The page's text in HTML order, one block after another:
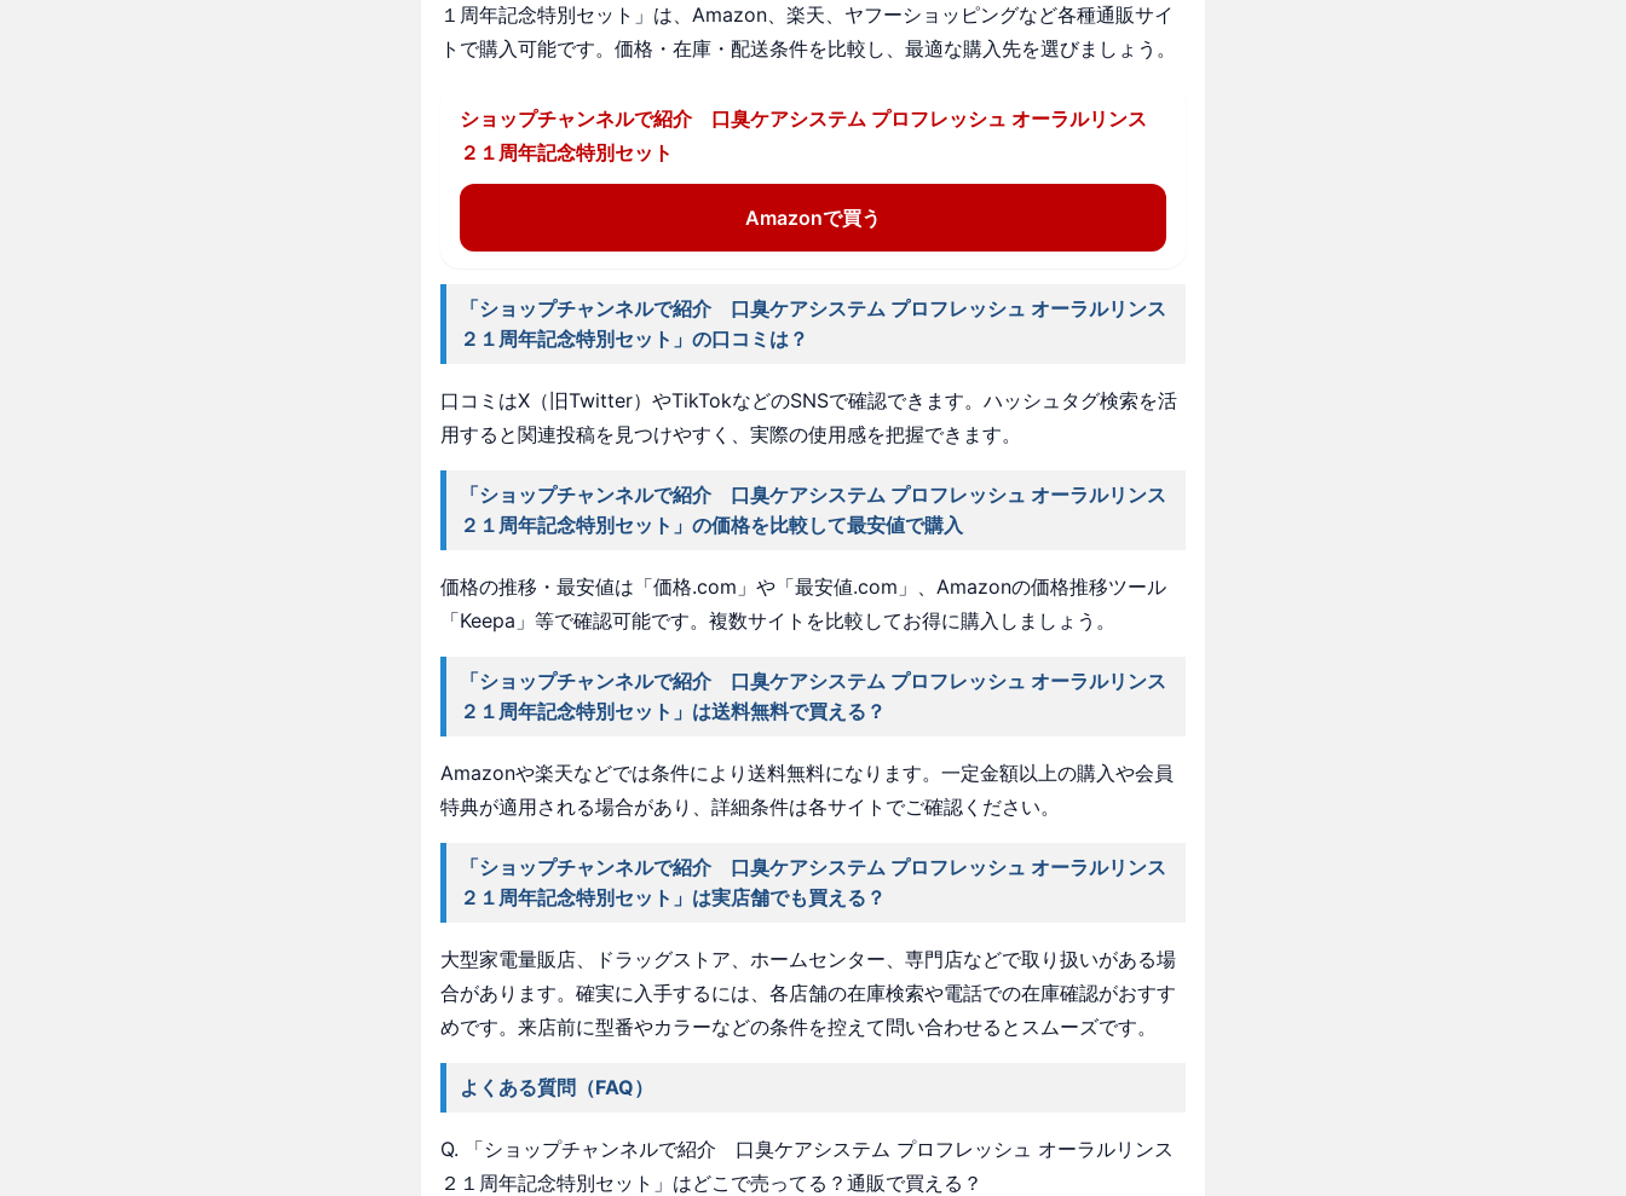
１周年記念特別セット」は、Amazon、楽天、ヤフーショッピングなど各種通販サイ
トで購入可能です。価格・在庫・配送条件を比較し、最適な購入先を選びましょう。
ショップチャンネルで紹介 口臭ケアシステム プロフレッシュ オーラルリンス
２１周年記念特別セット
Amazonで買う
「ショップチャンネルで紹介 口臭ケアシステム プロフレッシュ オーラルリンス
２１周年記念特別セット」の口コミは？
口コミはX（旧Twitter）やTikTokなどのSNSで確認できます。ハッシュタグ検索を活
用すると関連投稿を見つけやすく、実際の使用感を把握できます。
「ショップチャンネルで紹介 口臭ケアシステム プロフレッシュ オーラルリンス
２１周年記念特別セット」の価格を比較して最安値で購入
価格の推移・最安値は「価格.com」や「最安値.com」、Amazonの価格推移ツール
「Keepa」等で確認可能です。複数サイトを比較してお得に購入しましょう。
「ショップチャンネルで紹介 口臭ケアシステム プロフレッシュ オーラルリンス
２１周年記念特別セット」は送料無料で買える？
Amazonや楽天などでは条件により送料無料になります。一定金額以上の購入や会員
特典が適用される場合があり、詳細条件は各サイトでご確認ください。
「ショップチャンネルで紹介 口臭ケアシステム プロフレッシュ オーラルリンス
２１周年記念特別セット」は実店舗でも買える？
大型家電量販店、ドラッグストア、ホームセンター、専門店などで取り扱いがある場
合があります。確実に入手するには、各店舗の在庫検索や電話での在庫確認がおすす
めです。来店前に型番やカラーなどの条件を控えて問い合わせるとスムーズです。
よくある質問（FAQ）
Q. 「ショップチャンネルで紹介 口臭ケアシステム プロフレッシュ オーラルリンス
２１周年記念特別セット」はどこで売ってる？通販で買える？